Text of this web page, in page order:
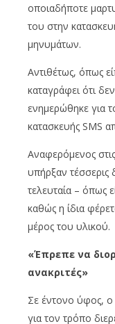
οποιαδήποτε
του στην
μηνυμάτων.
Αντιθέτως, όπως
καταγράφει ότι
ενημερώθηκε για
κατασκευής SMS
Αναφερόμενος
υπήρξαν τέσσερις
τελευταία – όπως
καθώς η ίδια
μέρος του υλικού.
«Έπρεπε να
ανακριτές»
Σε έντονο ύφος, ο
για τον τρόπο